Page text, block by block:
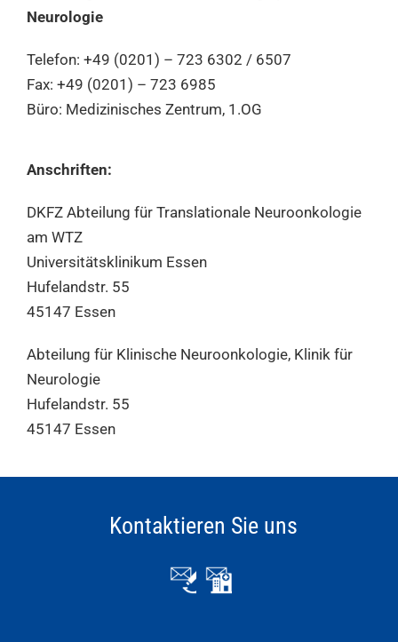
Neurologie
Telefon: +49 (0201) – 723 6302 / 6507
Fax: +49 (0201) – 723 6985
Büro: Medizinisches Zentrum, 1.OG
Anschriften:
DKFZ Abteilung für Translationale Neuroonkologie
am WTZ
Universitätsklinikum Essen
Hufelandstr. 55
45147 Essen
Abteilung für Klinische Neuroonkologie, Klinik für
Neurologie
Hufelandstr. 55
45147 Essen
Kontaktieren Sie uns